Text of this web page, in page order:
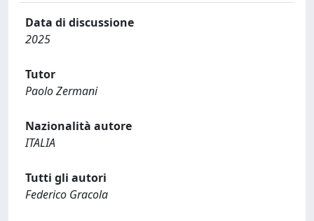
Data di discussione
2025
Tutor
Paolo Zermani
Nazionalità autore
ITALIA
Tutti gli autori
Federico Gracola